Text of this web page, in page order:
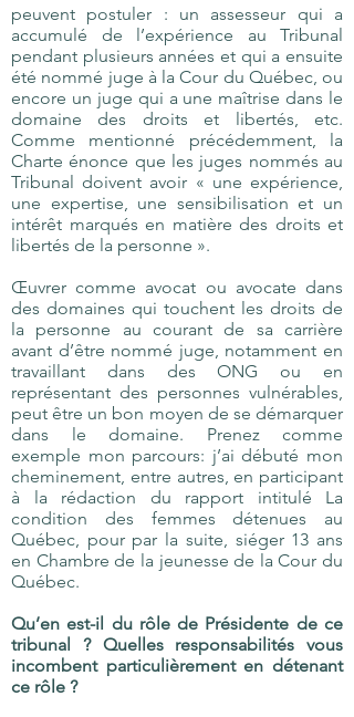
peuvent postuler : un assesseur qui a
accumulé de l’expérience au Tribunal
pendant plusieurs années et qui a ensuite
été nommé juge à la Cour du Québec, ou
encore un juge qui a une maîtrise dans le
domaine des droits et libertés, etc.
Comme mentionné précédemment, la
Charte énonce que les juges nommés au
Tribunal doivent avoir « une expérience,
une expertise, une sensibilisation et un
intérêt marqués en matière des droits et
libertés de la personne ».
Œuvrer comme avocat ou avocate dans
des domaines qui touchent les droits de
la personne au courant de sa carrière
avant d’être nommé juge, notamment en
travaillant dans des ONG ou en
représentant des personnes vulnérables,
peut être un bon moyen de se démarquer
dans le domaine. Prenez comme
exemple mon parcours: j’ai débuté mon
cheminement, entre autres, en participant
à la rédaction du rapport intitulé La
condition des femmes détenues au
Québec, pour par la suite, siéger 13 ans
en Chambre de la jeunesse de la Cour du
Québec. ​
Qu’en est-il du rôle de Présidente de ce
tribunal ? Quelles responsabilités vous
incombent particulièrement en détenant
ce rôle ?